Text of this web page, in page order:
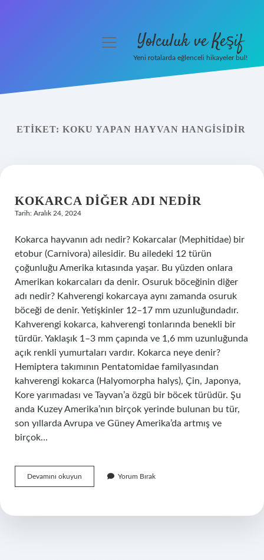
Yasal Uyarı
menüyü Yolculuk ve Keşif
Yeni rotalarda eğlenceli hikayeler bul!
ETIKET: KOKU YAPAN HAYVAN HANGISIDIR
KOKARCA DIĞER ADI NEDIR
Tarih: Aralık 24, 2024
Kokarca hayvanın adı nedir? Kokarcalar (Mephitidae) bir
etobur (Carnivora) ailesidir. Bu ailedeki 12 türün
çoğunluğu Amerika kıtasında yaşar. Bu yüzden onlara
Amerikan kokarcaları da denir. Osuruk böceğinin diğer
adı nedir? Kahverengi kokarcaya aynı zamanda osuruk
böceği de denir. Yetişkinler 12–17 mm uzunluğundadır.
Kahverengi kokarca, kahverengi tonlarında benekli bir
türdür. Yaklaşık 1–3 mm çapında ve 1,6 mm uzunluğunda
açık renkli yumurtaları vardır. Kokarca neye denir?
Hemiptera takımının Pentatomidae familyasından
kahverengi kokarca (Halyomorpha halys), Çin, Japonya,
Kore yarımadası ve Tayvan’a özgü bir böcek türüdür. Şu
anda Kuzey Amerika’nın birçok yerinde bulunan bu tür,
son yıllarda Avrupa ve Güney Amerika’da artmış ve
birçok…
Devamını okuyun
Diğer
Yorum Bırak